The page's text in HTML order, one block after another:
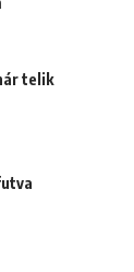
telik